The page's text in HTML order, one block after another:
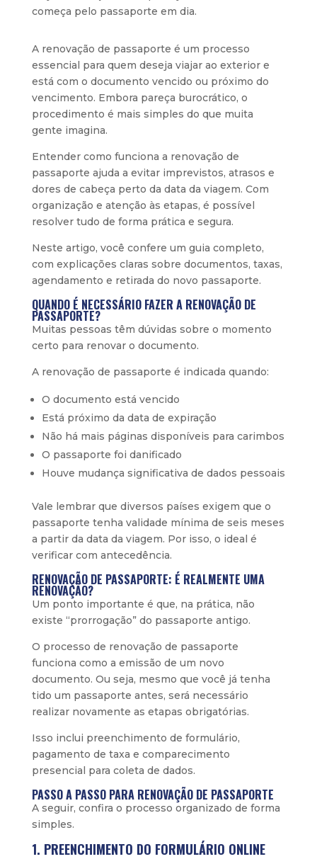
começa pelo passaporte em dia.
A renovação de passaporte é um processo
essencial para quem deseja viajar ao exterior e
está com o documento vencido ou próximo do
vencimento. Embora pareça burocrático, o
procedimento é mais simples do que muita
gente imagina.
Entender como funciona a renovação de
passaporte ajuda a evitar imprevistos, atrasos e
dores de cabeça perto da data da viagem. Com
organização e atenção às etapas, é possível
resolver tudo de forma prática e segura.
Neste artigo, você confere um guia completo,
com explicações claras sobre documentos, taxas,
agendamento e retirada do novo passaporte.
QUANDO É NECESSÁRIO FAZER A RENOVAÇÃO DE
PASSAPORTE?
Muitas pessoas têm dúvidas sobre o momento
certo para renovar o documento.
A renovação de passaporte é indicada quando:
O documento está vencido
Está próximo da data de expiração
Não há mais páginas disponíveis para carimbos
O passaporte foi danificado
Houve mudança significativa de dados pessoais
Vale lembrar que diversos países exigem que o
passaporte tenha validade mínima de seis meses
a partir da data da viagem. Por isso, o ideal é
verificar com antecedência.
RENOVAÇÃO DE PASSAPORTE: É REALMENTE UMA
RENOVAÇÃO?
Um ponto importante é que, na prática, não
existe “prorrogação” do passaporte antigo.
O processo de renovação de passaporte
funciona como a emissão de um novo
documento. Ou seja, mesmo que você já tenha
tido um passaporte antes, será necessário
realizar novamente as etapas obrigatórias.
Isso inclui preenchimento de formulário,
pagamento de taxa e comparecimento
presencial para coleta de dados.
PASSO A PASSO PARA RENOVAÇÃO DE PASSAPORTE
A seguir, confira o processo organizado de forma
simples.
1. PREENCHIMENTO DO FORMULÁRIO ONLINE